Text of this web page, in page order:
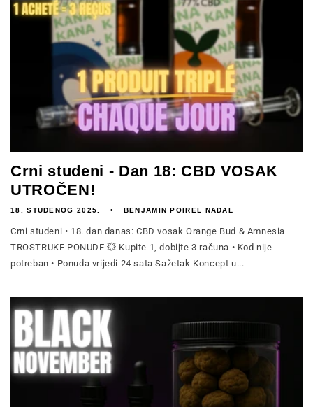
Crni studeni - Dan 18: CBD VOSAK
UTROČEN!
18. STUDENOG 2025. BENJAMIN POIREL NADAL
Crni studeni • 18. dan danas: CBD vosak Orange Bud & Amnesia
TROSTRUKE PONUDE 💥 Kupite 1, dobijte 3 računa • Kod nije
potreban • Ponuda vrijedi 24 sata Sažetak Koncept u...